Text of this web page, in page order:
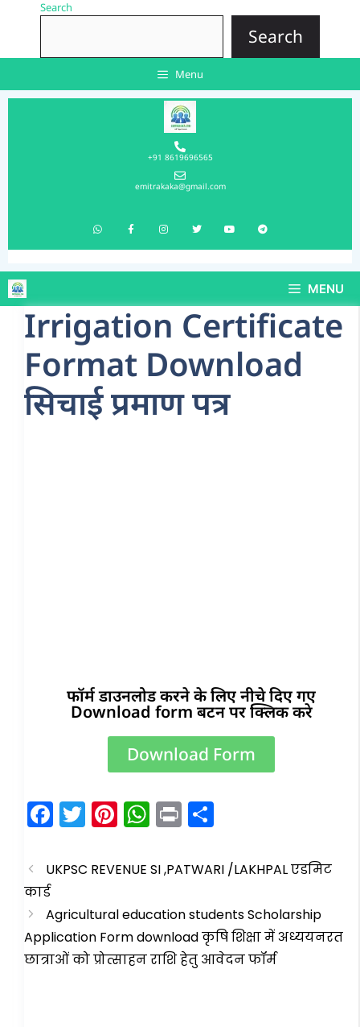
Search
Search
Menu
+91 8619696565
emitrakaka@gmail.com
MENU
Irrigation Certificate
Format Download
सिचाई प्रमाण पत्र
फॉर्म डाउनलोड करने के लिए नीचे दिए गए
Download form बटन पर क्लिक करे
Download Form
F
a
c
b
o
o
T
w
itt
Pi
nt
er
st
W
h
a
A
p
p
Pr
in
t ar
UKPSC REVENUE SI ,PATWARI /LAKHPAL एडमिट
कार्ड
Agricultural education students Scholarship
Application Form download कृषि शिक्षा में अध्ययनरत
छात्राओं को प्रोत्साहन राशि हेतु आवेदन फॉर्म